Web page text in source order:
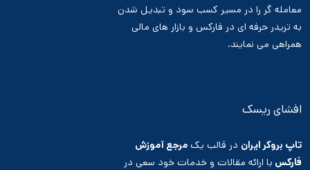
معامله گر را در مسیر کسب سود و تبدیل شدن
به تریدر حرفه ای در فارکس و بازار های مالی
همراهی می نمایند.
افشای ریسک
تاپ بروکر ایران در قالب یک مرجع آموزش
فارکس با ارائه مقالات و خدمات خود سعی در